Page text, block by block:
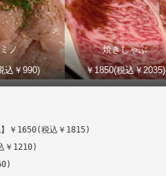
ノ
込￥990)
焼きしゃぶ
￥1850(税込￥2035)
￥1650(税込￥1815)
￥1210)